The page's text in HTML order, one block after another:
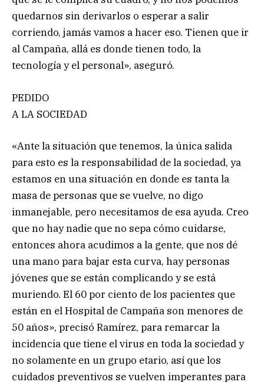
quedarnos sin derivarlos o esperar a salir
corriendo, jamás vamos a hacer eso. Tienen que ir
al Campaña, allá es donde tienen todo, la
tecnología y el personal», aseguró.
PEDIDO
A LA SOCIEDAD
«Ante la situación que tenemos, la única salida
para esto es la responsabilidad de la sociedad, ya
estamos en una situación en donde es tanta la
masa de personas que se vuelve, no digo
inmanejable, pero necesitamos de esa ayuda. Creo
que no hay nadie que no sepa cómo cuidarse,
entonces ahora acudimos a la gente, que nos dé
una mano para bajar esta curva, hay personas
jóvenes que se están complicando y se está
muriendo. El 60 por ciento de los pacientes que
están en el Hospital de Campaña son menores de
50 años», precisó Ramírez, para remarcar la
incidencia que tiene el virus en toda la sociedad y
no solamente en un grupo etario, así que los
cuidados preventivos se vuelven imperantes para